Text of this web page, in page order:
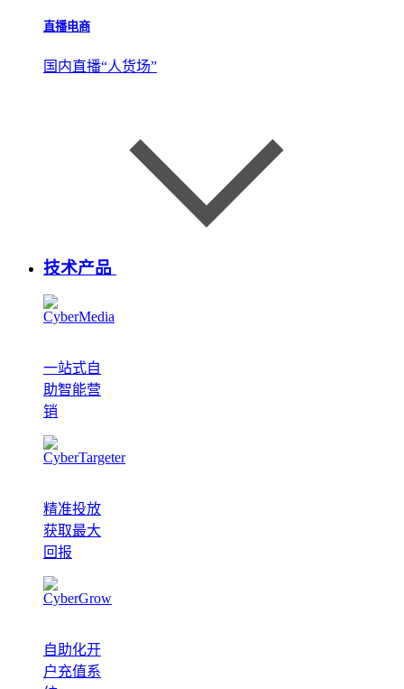
直播电商
国内直播“人货场”
技术产品
一站式自
助智能营
销
精准投放
获取最大
回报
自助化开
户充值系